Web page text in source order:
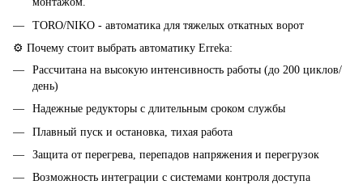
TORO/NIKO - автоматика для тяжелых откатных ворот
⚙️ Почему стоит выбрать автоматику Erreka:
Рассчитана на высокую интенсивность работы (до 200 циклов/
день)
Надежные редукторы с длительным сроком службы
Плавный пуск и остановка, тихая работа
Защита от перегрева, перепадов напряжения и перегрузок
Возможность интеграции с системами контроля доступа